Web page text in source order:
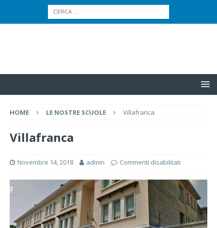
HOME LE NOSTRE SCUOLE Villafranca
Villafranca
Novembre 14, 2018 admin Commenti disabilitati